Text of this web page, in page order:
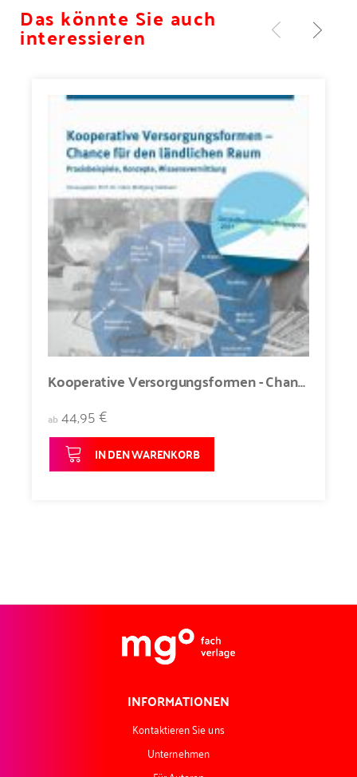
Das könnte Sie auch
interessieren
Kooperative Versorgungsformen - Chance für den ländlichen Raum
ab44,95 €
IN DEN WARENKORB
INFORMATIONEN
Kontaktieren Sie uns
Unternehmen